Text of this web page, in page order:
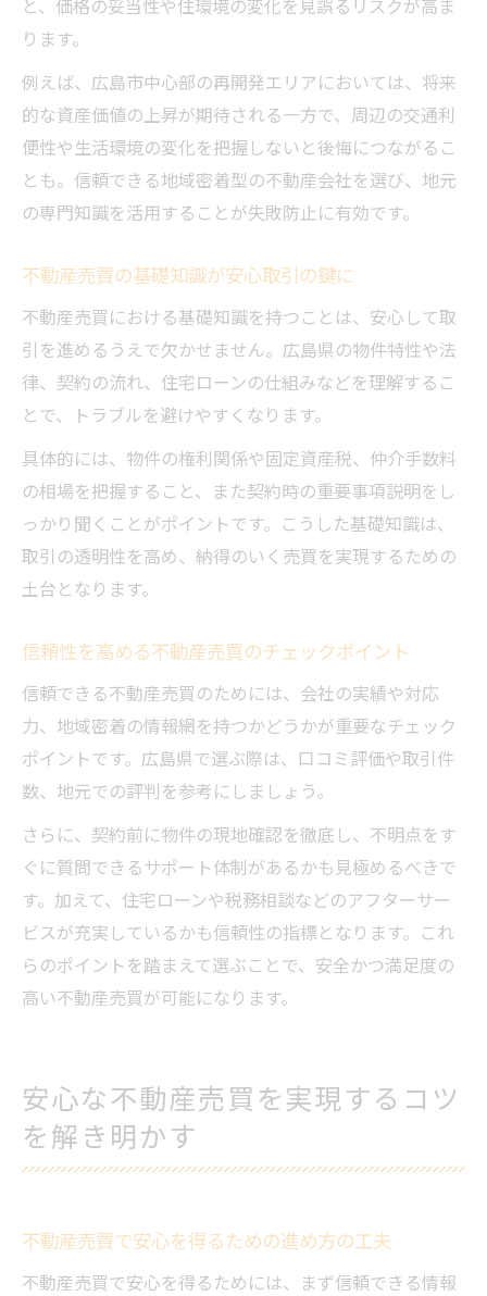
と、価格の妥当性や住環境の変化を見誤るリスクが高ま
ります。
例えば、広島市中心部の再開発エリアにおいては、将来
的な資産価値の上昇が期待される一方で、周辺の交通利
便性や生活環境の変化を把握しないと後悔につながるこ
とも。信頼できる地域密着型の不動産会社を選び、地元
の専門知識を活用することが失敗防止に有効です。
不動産売買の基礎知識が安心取引の鍵に
不動産売買における基礎知識を持つことは、安心して取
引を進めるうえで欠かせません。広島県の物件特性や法
律、契約の流れ、住宅ローンの仕組みなどを理解するこ
とで、トラブルを避けやすくなります。
具体的には、物件の権利関係や固定資産税、仲介手数料
の相場を把握すること、また契約時の重要事項説明をし
っかり聞くことがポイントです。こうした基礎知識は、
取引の透明性を高め、納得のいく売買を実現するための
土台となります。
信頼性を高める不動産売買のチェックポイント
信頼できる不動産売買のためには、会社の実績や対応
力、地域密着の情報網を持つかどうかが重要なチェック
ポイントです。広島県で選ぶ際は、口コミ評価や取引件
数、地元での評判を参考にしましょう。
さらに、契約前に物件の現地確認を徹底し、不明点をす
ぐに質問できるサポート体制があるかも見極めるべきで
す。加えて、住宅ローンや税務相談などのアフターサー
ビスが充実しているかも信頼性の指標となります。これ
らのポイントを踏まえて選ぶことで、安全かつ満足度の
高い不動産売買が可能になります。
安心な不動産売買を実現するコツ
を解き明かす
不動産売買で安心を得るための進め方の工夫
不動産売買で安心を得るためには、まず信頼できる情報